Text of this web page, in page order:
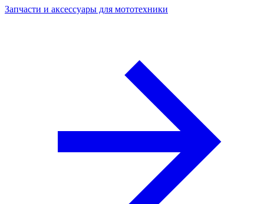
Запчасти и аксессуары для мототехники